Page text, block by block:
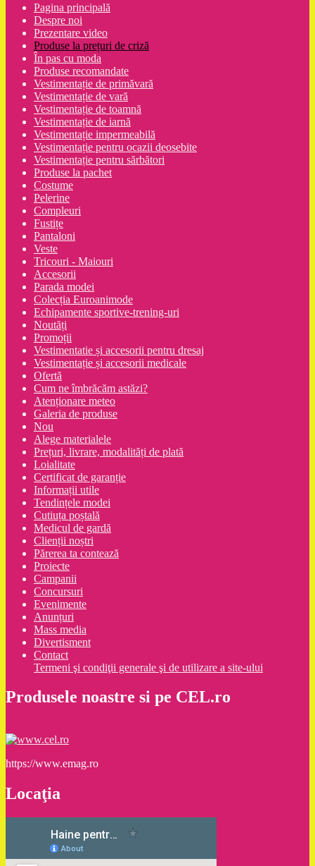
Pagina principală
Despre noi
Prezentare video
Produse la prețuri de criză
În pas cu moda
Produse recomandate
Vestimentație de primăvară
Vestimentație de vară
Vestimentație de toamnă
Vestimentație de iarnă
Vestimentație impermeabilă
Vestimentație pentru ocazii deosebite
Vestimentație pentru sărbători
Produse la pachet
Costume
Pelerine
Compleuri
Fustițe
Pantaloni
Veste
Tricouri - Maiouri
Accesorii
Parada modei
Colecția Euroanimode
Echipamente sportive-trening-uri
Noutăți
Promoții
Vestimentatie și accesorii pentru dresaj
Vestimentație și accesorii medicale
Ofertă
Cum ne îmbrăcăm astăzi?
Atenționare meteo
Galeria de produse
Nou
Alege materialele
Prețuri, livrare, modalități de plată
Loialitate
Certificat de garanție
Informații utile
Tendințele modei
Cutiuța poștală
Medicul de gardă
Clienții noștri
Părerea ta contează
Proiecte
Campanii
Concursuri
Evenimente
Anunțuri
Mass media
Divertisment
Contact
Termeni şi condiţii generale şi de utilizare a site-ului
Produsele noastre si pe CEL.ro
https://www.emag.ro
Locaţia